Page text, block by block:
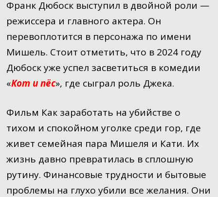
Франк Дюбоск выступил в двойной роли —
режиссера и главного актера. Он
перевоплотится в персонажа по имени
Мишель. Стоит отметить, что в 2024 году
Дюбоск уже успел засветиться в комедии
«Кот и пёс», где сыграл роль Джека.
Фильм Как заработать на убийстве о
тихом и спокойном уголке среди гор, где
живет семейная пара Мишеля и Кати. Их
жизнь давно превратилась в сплошную
рутину. Финансовые трудности и бытовые
проблемы на глухо убили все желания. Они